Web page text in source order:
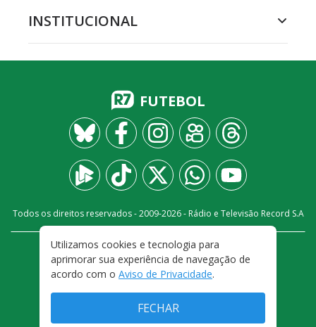
INSTITUCIONAL
FUTEBOL
Todos os direitos reservados - 2009-2026- Rádio e Televisão Record S.A
FALE CONOSCO
PRIVACIDADE
TERMOS E CONDIÇÕES DE USO
Utilizamos cookies e tecnologia para
aprimorar sua experiência de navegação de
acordo com o Aviso de Privacidade.
FECHAR